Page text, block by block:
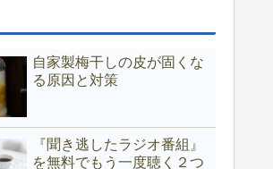
自家製梅干しの皮が固くな
る原因と対策
『聞き逃したラジオ番組』
を無料でもう一度聴く２つ